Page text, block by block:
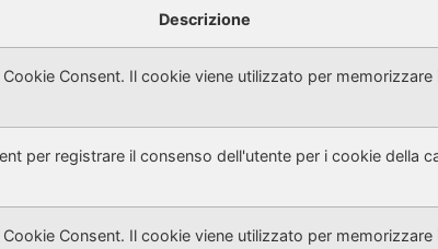
Descrizione
Consent. Il cookie viene utilizzato per
per registrare il consenso dell'utente per i cookie della
Consent. Il cookie viene utilizzato per